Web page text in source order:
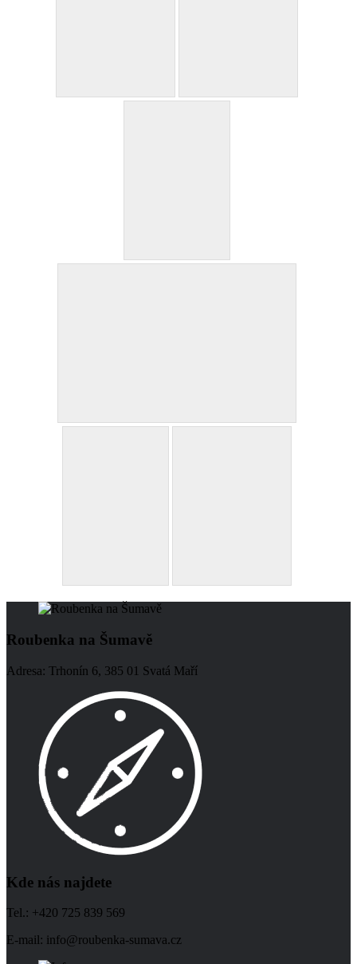
Roubenka na Šumavě
Adresa: Trhonín 6, 385 01 Svatá Maří
Kde nás najdete
Tel.: +420 725 839 569
E-mail: info@roubenka-sumava.cz